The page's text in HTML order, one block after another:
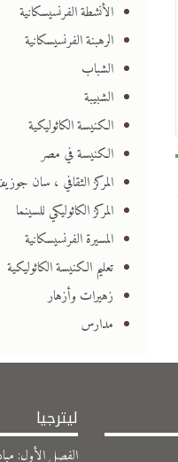
الأنشطة الفرنسيسكانية
الرهبنة الفرنسيسكانية
الشباب
الشبيبة
الكنيسة الكاثوليكية
الكنيسة في مصر
المركز الثقافي ، سان
المركز الكاثوليكي للسينما
المسيرة الفرنسيسكانية
تعليم الكنيسة الكاثوليكية
زهيرات وأزهار
مدارس
ليترجيا
الفصل الأول: